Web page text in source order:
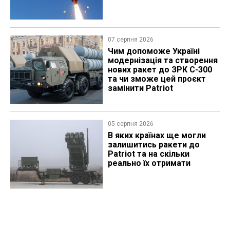
07 серпня 2026
Чим допоможе Україні
модернізація та створення
нових ракет до ЗРК С-300
та чи зможе цей проєкт
замінити Patriot
05 серпня 2026
В яких країнах ще могли
залишитись ракети до
Patriot та на скільки
реально їх отримати